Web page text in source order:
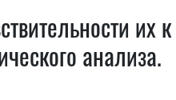
их к
анализа.